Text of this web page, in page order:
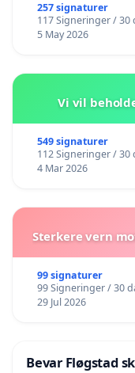
257 signaturer
117 Signeringer / 30
5 May 2026
Vi vil
549 signaturer
112 Signeringer / 30
4 Mar 2026
Sterkere vern
99 signaturer
99 Signeringer / 30
29 Jul 2026
Bevar Fløgstad